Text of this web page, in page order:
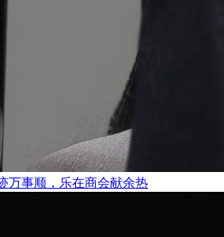
万事顺，乐在商会献余热